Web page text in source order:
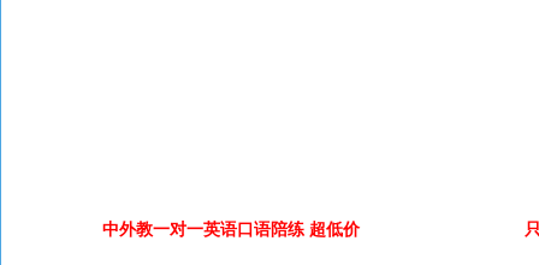
中外教一对一英语口语陪练 超低价